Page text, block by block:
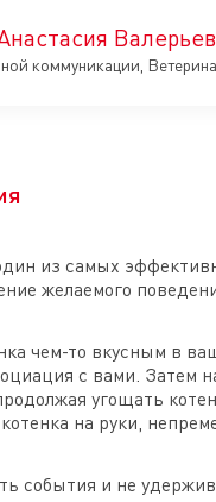
коммуникации,
из самых
желаемого
чем-то вкусным в
с вами. Затем
угощать
на руки,
события и не